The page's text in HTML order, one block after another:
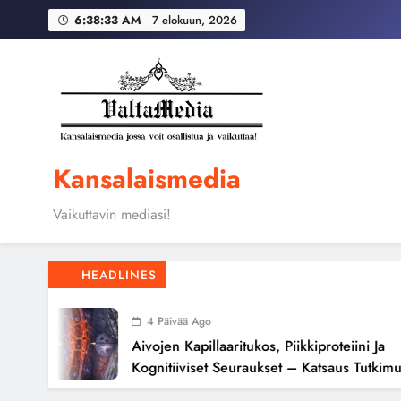
6:38:34 AM 7 elokuun, 2026 Globaali pääoma
Kansalaismedia
Vaikuttavin mediasi!
HEADLINES
4 Päivää Ago
Aivojen Kapillaaritukos, Piikkiproteiini Ja
Kognitiiviset Seuraukset – Katsaus